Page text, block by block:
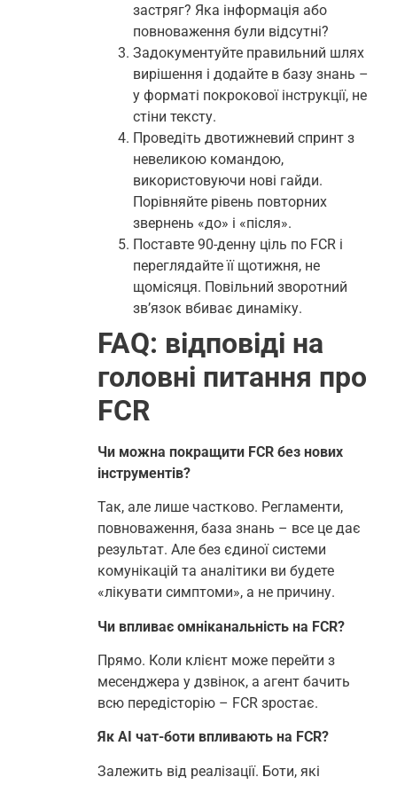
застряг? Яка інформація або
повноваження були відсутні?
Задокументуйте правильний шлях
вирішення і додайте в базу знань –
у форматі покрокової інструкції, не
стіни тексту.
Проведіть двотижневий спринт з
невеликою командою,
використовуючи нові гайди.
Порівняйте рівень повторних
звернень «до» і «після».
Поставте 90-денну ціль по FCR і
переглядайте її щотижня, не
щомісяця. Повільний зворотний
зв’язок вбиває динаміку.
FAQ: відповіді на
головні питання про
FCR
Чи можна покращити FCR без нових
інструментів?
Так, але лише частково. Регламенти,
повноваження, база знань – все це дає
результат. Але без єдиної системи
комунікацій та аналітики ви будете
«лікувати симптоми», а не причину.
Чи впливає омніканальність на FCR?
Прямо. Коли клієнт може перейти з
месенджера у дзвінок, а агент бачить
всю передісторію – FCR зростає.
Як AI чат-боти впливають на FCR?
Залежить від реалізації. Боти, які